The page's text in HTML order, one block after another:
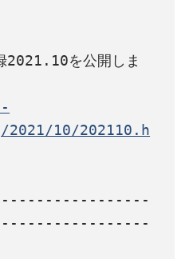
2021.10を公開しま
10/202110.h